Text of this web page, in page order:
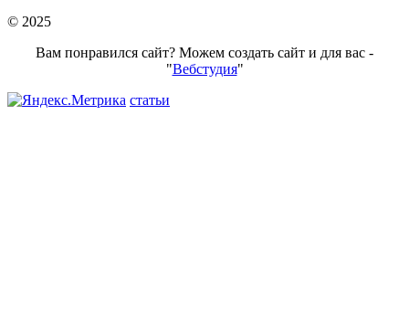
© 2025
Вам понравился сайт? Можем создать сайт и для вас -
"Вебстудия"
статьи